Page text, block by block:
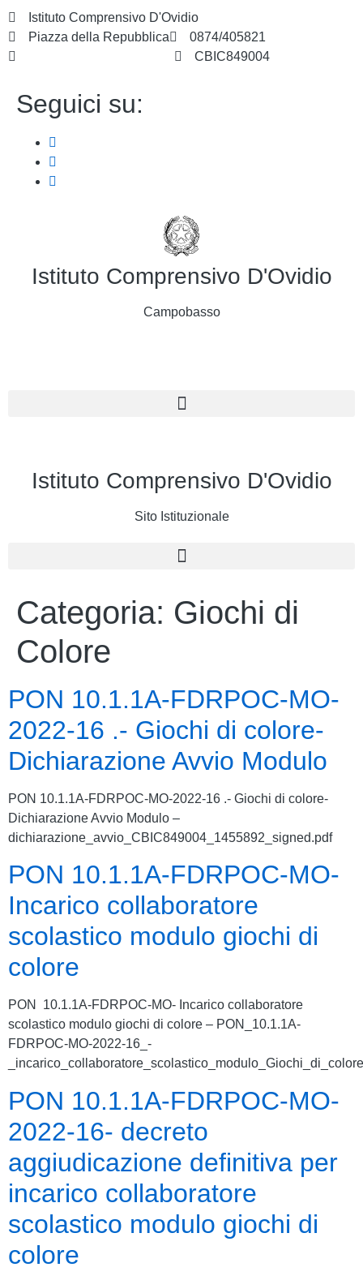
contenuto
Istituto Comprensivo D'Ovidio
Piazza della Repubblica
0874/405821
CBIC849004
Seguici su:
Istituto Comprensivo D'Ovidio
Campobasso
Istituto Comprensivo D'Ovidio
Sito Istituzionale
Categoria: Giochi di
Colore
PON 10.1.1A-FDRPOC-MO-
2022-16 .- Giochi di colore-
Dichiarazione Avvio Modulo
PON 10.1.1A-FDRPOC-MO-2022-16 .- Giochi di colore-
Dichiarazione Avvio Modulo –
dichiarazione_avvio_CBIC849004_1455892_signed.pdf
PON 10.1.1A-FDRPOC-MO-
Incarico collaboratore
scolastico modulo giochi di
colore
PON 10.1.1A-FDRPOC-MO- Incarico collaboratore
scolastico modulo giochi di colore – PON_10.1.1A-
FDRPOC-MO-2022-16_-
PON 10.1.1A-FDRPOC-MO-
2022-16- decreto
aggiudicazione definitiva per
incarico collaboratore
scolastico modulo giochi di
colore